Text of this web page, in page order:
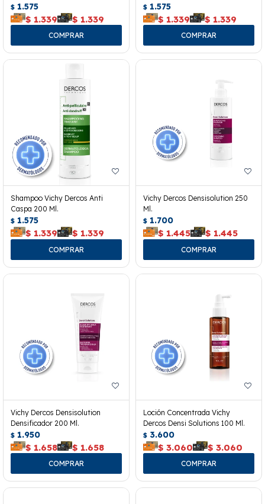
$ 1.575
$ 1.339 $ 1.339
$ 1.575
$ 1.339 $ 1.339
Shampoo Vichy Dercos Anti
Caspa 200 Ml.
$ 1.575
$ 1.339 $ 1.339
Vichy Dercos Densisolution 250
Ml.
$ 1.700
$ 1.445 $ 1.445
Vichy Dercos Densisolution
Densificador 200 Ml.
$ 1.950
$ 1.658 $ 1.658
Loción Concentrada Vichy
Dercos Densi Solutions 100 Ml.
$ 3.600
$ 3.060 $ 3.060